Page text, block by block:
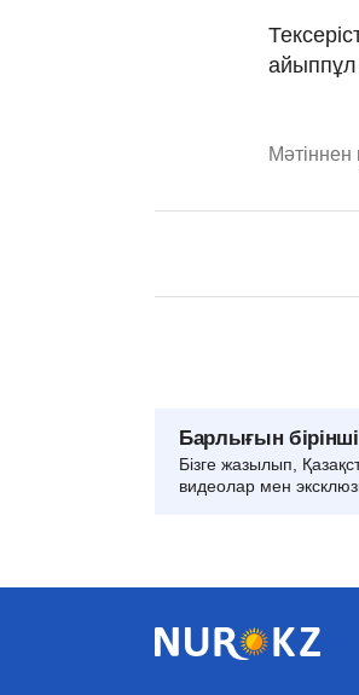
Мәтіннен
Барлығын
Бізге жазылып,
видеолар мен